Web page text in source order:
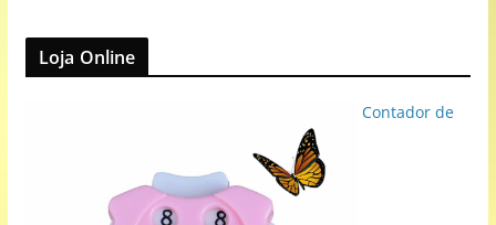
Loja Online
Contador de